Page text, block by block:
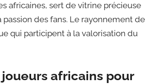
africaines, sert de vitrine précieuse
des fans. Le rayonnement de
qui participent à la valorisation du
africains pour